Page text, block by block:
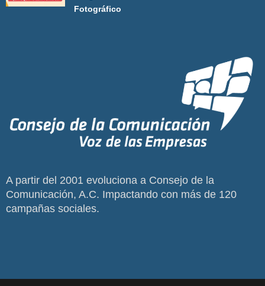
Fotográfico
A partir del 2001 evoluciona a Consejo de la
Comunicación, A.C. Impactando con más de 120
campañas sociales.